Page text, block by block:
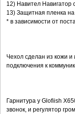
12) Навител Навигатор
13) Защитная пленка на
* в зависимости от
Чехол сделан из кожи и
подключения к
Гарнитура у Glofiish
звонок, и регулятор